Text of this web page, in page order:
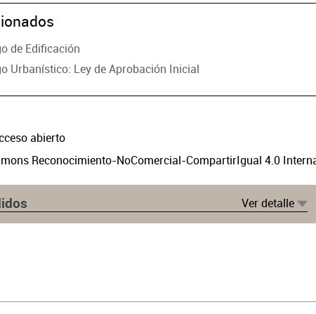
de Edificación
Urbanístico: Ley de Aprobación Inicial
abierto
Reconocimiento-NoComercial-CompartirIgual 4.0
Ver detalle